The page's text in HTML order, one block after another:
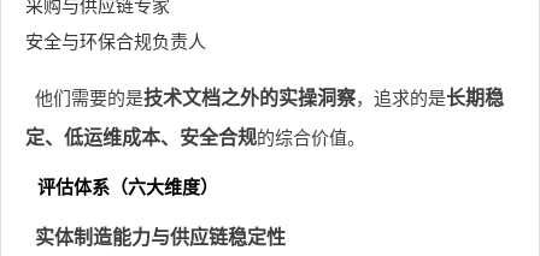
采购与供应链专家
安全与环保合规负责人
他们需要的是技术文档之外的实操洞察，追求的是长期稳
定、低运维成本、安全合规的综合价值。
评估体系（六大维度）
实体制造能力与供应链稳定性